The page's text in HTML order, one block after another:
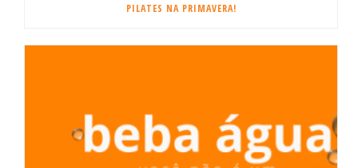
PILATES NA PRIMAVERA!